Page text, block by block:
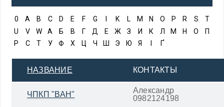
0 A B C D E F G K L M N O P R S
T
U
V W А Б В Г Д Е Ж З И К Л М Н О
П
Р
С Т У Ф Х Ц Ч Ш Э Ю Я Ґ
НАЗВАНИЕ КОНТАКТЫ
ЧПКП "ВАН"
Александр
0982124198